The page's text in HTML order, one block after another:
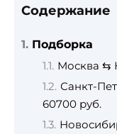
Содержание
Подборка
Москва ⇆
Санкт-
60700 руб.